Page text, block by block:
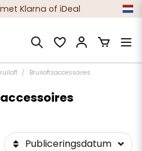
Klarna of iDeal
tevreden klanten
Bruiloftsaccessoires
Publiceringsdatum